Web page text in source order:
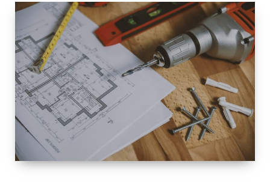
ESPACE
RÉNOVATION
INTÉRIEURE ET
EXTÉRIEURE